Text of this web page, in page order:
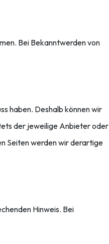
Bei Bekanntwerden von
haben. Deshalb können wir
der jeweilige Anbieter oder
Seiten werden wir derartige
Hinweis. Bei